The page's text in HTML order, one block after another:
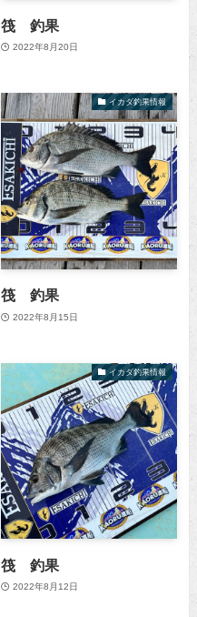
筏 釣果
2022年8月20日
イカダ釣果情報
筏 釣果
2022年8月15日
イカダ釣果情報
筏 釣果
2022年8月12日